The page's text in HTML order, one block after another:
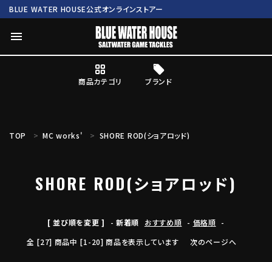
BLUE WATER HOUSE公式オンラインストアー
menu
商品カテゴリ ブランド
Mc works BWH ORIGINAL ITEM ROD
商品カテゴリ
TOP MC works' SHORE ROD(ショアロッド)
SHORE ROD(ショアロッド)
[ 並び順を変更 ] -新着順 おすすめ順 - 価格順 -
全 [27] 商品中 [1-20] 商品を表示しています
次のページへ